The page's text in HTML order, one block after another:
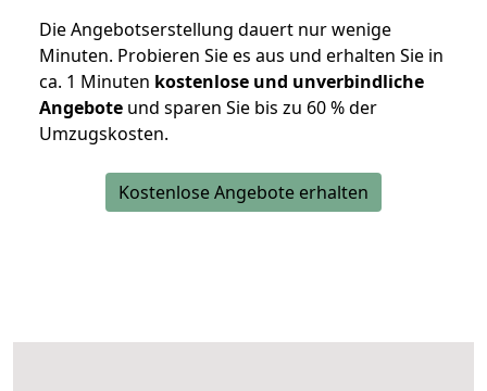
Die Angebotserstellung dauert nur wenige
Minuten. Probieren Sie es aus und erhalten Sie in
ca. 1 Minuten kostenlose und unverbindliche
Angebote und sparen Sie bis zu 60 % der
Umzugskosten.
Kostenlose Angebote erhalten